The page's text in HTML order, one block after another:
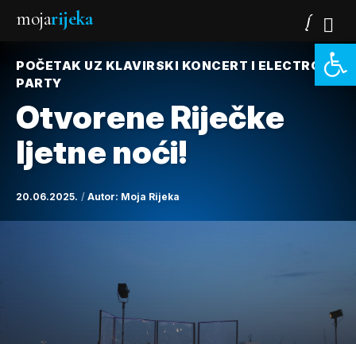
mojarijeka
POČETAK UZ KLAVIRSKI KONCERT I ELECTRO
PARTY
Otvorene Riječke
ljetne noći!
20.06.2025. Autor: Moja Rijeka